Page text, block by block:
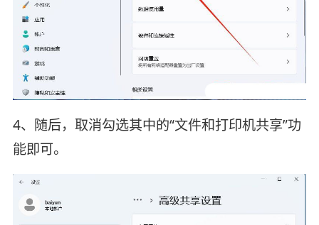
4、随后，取消勾选其中的“文件和打印机共享”功
能即可。